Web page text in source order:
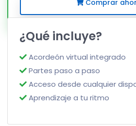
Comprar
¿Qué incluye?
Acordeón virtual integrado
Partes paso a paso
Acceso desde cualquier
Aprendizaje a tu ritmo